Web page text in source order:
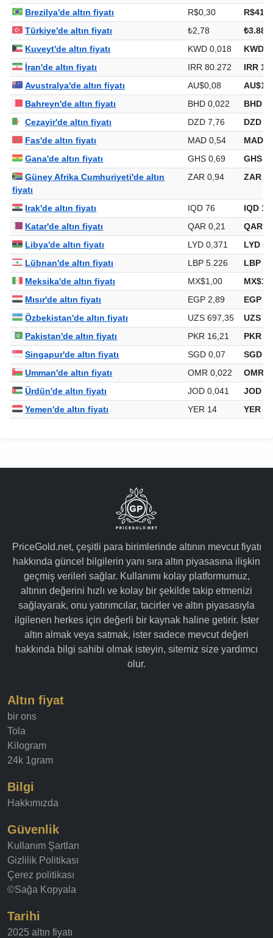
Brezilya'de altın fiyatı
R$0,30
Türkiye'de altın fiyatı
₺2,78
Kuveyt'de altın fiyatı
KWD 0,018
KWD
İran'de altın fiyatı
IRR 80.272
IRR
Avustralya'de altın fiyatı
AU$0,08
Bahreyn'de altın fiyatı
BHD 0,022
BHD
Cezayir'de altın fiyatı
DZD 7,76
DZD
Fas'de altın fiyatı
MAD 0,54
MAD
Gana'de altın fiyatı
GHS 0,69
GHS
Güney Afrika Cumhuriyeti'de altın
fiyatı
ZAR 0,94 ZAR
Irak'de altın fiyatı IQD 76
IQD
Katar'de altın fiyatı
QAR 0,21
QAR
Libya'de altın fiyatı
LYD 0,371
LYD
Lübnan'de altın fiyatı
LBP 5.226
LBP
Meksika'de altın fiyatı
MX$1,00
Mısır'de altın fiyatı
EGP 2,89
EGP
Özbekistan'de altın fiyatı
UZS 697,35
UZS
Pakistan'de altın fiyatı
PKR 16,21
PKR
Singapur'de altın fiyatı
SGD 0,07
SGD
Umman'de altın fiyatı
OMR 0,022
OMR
Ürdün'de altın fiyatı
JOD 0,041
JOD
Yemen'de altın fiyatı
YER 14 YER
PriceGold.net, çeşitli para birimlerinde altının mevcut fiyatı
hakkında güncel bilgilerin yanı sıra altın piyasasına ilişkin
geçmiş verileri sağlar. Kullanımı kolay platformumuz,
altının değerini hızlı ve kolay bir şekilde takip etmenizi
sağlayarak, onu yatırımcılar, tacirler ve altın piyasasıyla
ilgilenen herkes için değerli bir kaynak haline getirir. İster
altın almak veya satmak, ister sadece mevcut değeri
hakkında bilgi sahibi olmak isteyin, sitemiz size yardımcı
olur.
Altın fiyat
bir ons
Tola
Kilogram
24k 1gram
Bilgi
Hakkımızda
Güvenlik
Kullanım Şartları
Gizlilik Politikası
Çerez politikası
©Sağa Kopyala
Tarihi
2025 altın fiyatı